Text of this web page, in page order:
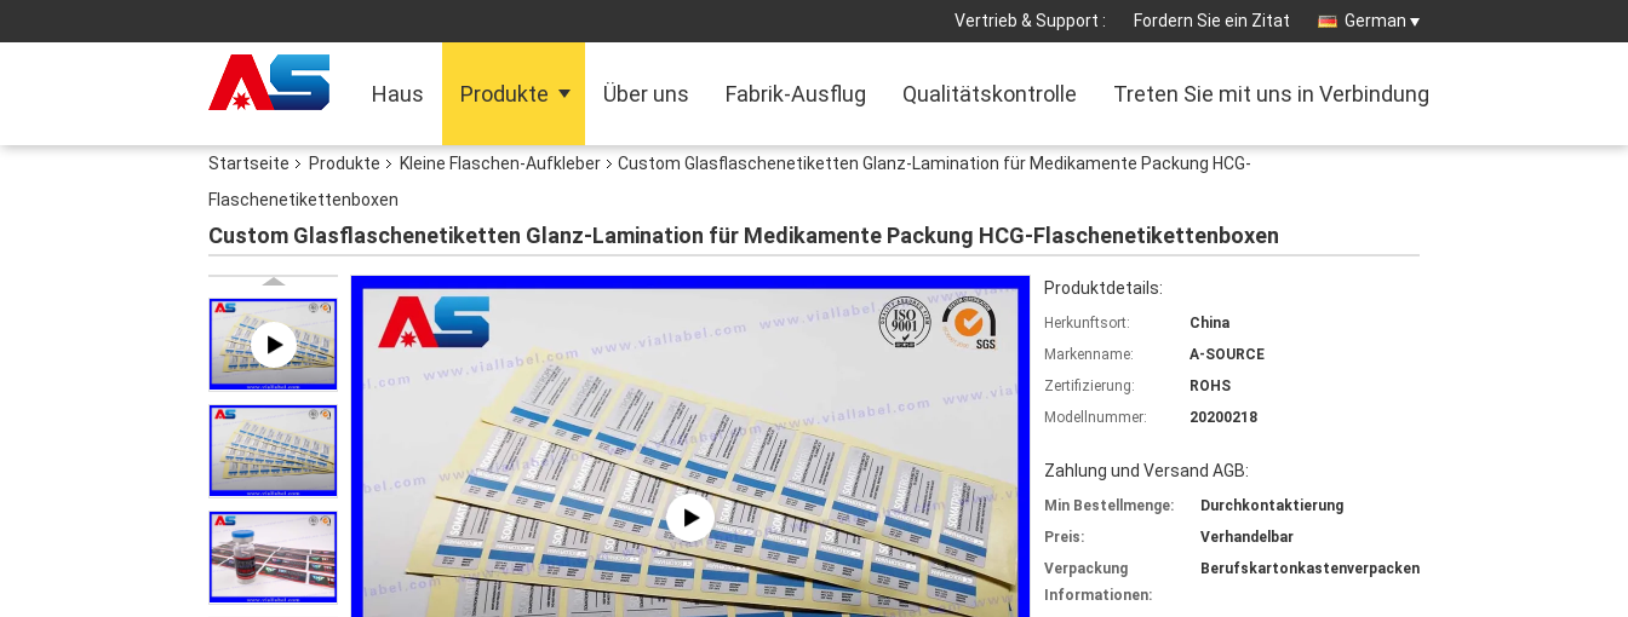
Vertrieb & Support : Fordern Sie ein Zitat German
Haus Produkte Über uns Fabrik-Ausflug Qualitätskontrolle Treten Sie mit uns in Verbindung
Startseite Produkte Kleine Flaschen-Aufkleber
Custom Glasflaschenetiketten Glanz-Lamination für Medikamente Packung HCG-
Flaschenetikettenboxen
Custom Glasflaschenetiketten Glanz-Lamination für Medikamente Packung HCG-Flaschenetikettenboxen
Produktdetails:
Herkunftsort:
China
Markenname:
A-SOURCE
Zertifizierung:
ROHS
Modellnummer:
20200218
Zahlung und Versand AGB:
Min Bestellmenge:
Durchkontaktierung
Preis:
Verhandelbar
Verpackung
Informationen:
Berufskartonkastenverpacken